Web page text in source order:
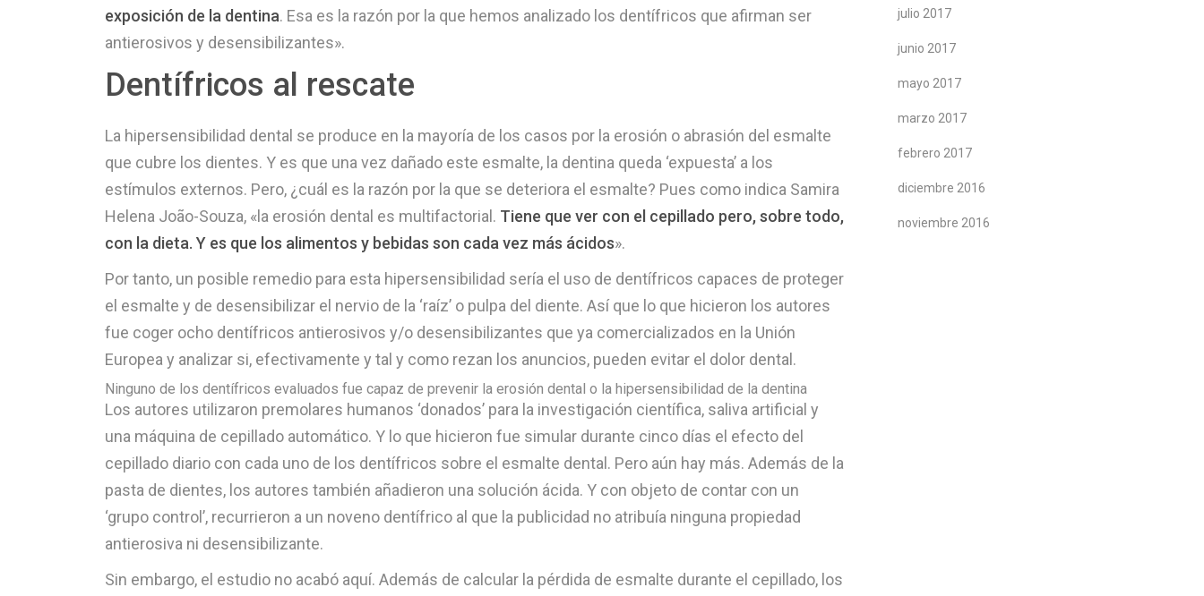
exposición de la dentina. Esa es la razón por la que hemos analizado los dentífricos que afirman ser
antierosivos y desensibilizantes».
Dentífricos al rescate
La hipersensibilidad dental se produce en la mayoría de los casos por la erosión o abrasión del esmalte
que cubre los dientes. Y es que una vez dañado este esmalte, la dentina queda ‘expuesta’ a los
estímulos externos. Pero, ¿cuál es la razón por la que se deteriora el esmalte? Pues como indica Samira
Helena João-Souza, «la erosión dental es multifactorial. Tiene que ver con el cepillado pero, sobre todo,
con la dieta. Y es que los alimentos y bebidas son cada vez más ácidos».
Por tanto, un posible remedio para esta hipersensibilidad sería el uso de dentífricos capaces de proteger
el esmalte y de desensibilizar el nervio de la ‘raíz’ o pulpa del diente. Así que lo que hicieron los autores
fue coger ocho dentífricos antierosivos y/o desensibilizantes que ya comercializados en la Unión
Europea y analizar si, efectivamente y tal y como rezan los anuncios, pueden evitar el dolor dental.
Ninguno de los dentífricos evaluados fue capaz de prevenir la erosión dental o la hipersensibilidad de la dentina
Los autores utilizaron premolares humanos ‘donados’ para la investigación científica, saliva artificial y
una máquina de cepillado automático. Y lo que hicieron fue simular durante cinco días el efecto del
cepillado diario con cada uno de los dentífricos sobre el esmalte dental. Pero aún hay más. Además de la
pasta de dientes, los autores también añadieron una solución ácida. Y con objeto de contar con un
‘grupo control’, recurrieron a un noveno dentífrico al que la publicidad no atribuía ninguna propiedad
antierosiva ni desensibilizante.
Sin embargo, el estudio no acabó aquí. Además de calcular la pérdida de esmalte durante el cepillado, los
julio 2017
junio 2017
mayo 2017
marzo 2017
febrero 2017
diciembre 2016
noviembre 2016